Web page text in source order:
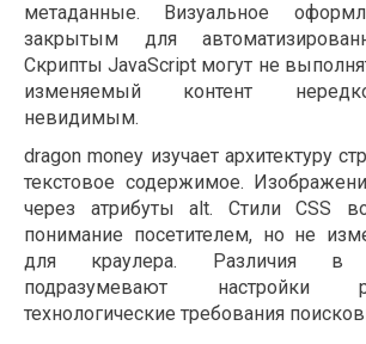
метаданные. Визуальное
закрытым для
Скрипты JavaScript могут не
изменяемый контент
невидимым.
dragon money изучает архитектуру
текстовое содержимое.
через атрибуты alt. Стили CSS
понимание посетителем, но не
для краулера. Различия в
подразумевают настройки
технологические требования